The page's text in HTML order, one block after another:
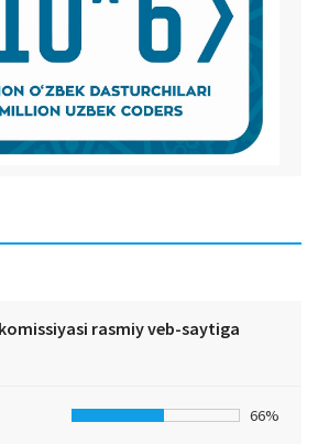
rasmiy veb-saytiga
66%